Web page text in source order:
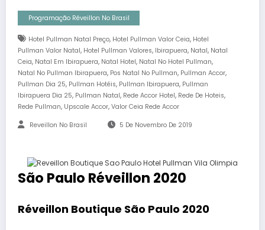
Programação Réveillon No Brasil
Hotel Pullman Natal Preço, Hotel Pullman Valor Ceia, Hotel
Pullman Valor Natal, Hotel Pullman Valores, Ibirapuera, Natal, Natal
Ceia, Natal Em Ibirapuera, Natal Hotel, Natal No Hotel Pullman,
Natal No Pullman Ibirapuera, Pos Natal No Pullman, Pullman Accor,
Pullman Dia 25, Pullman Hotéis, Pullman Ibirapuera, Pullman
Ibirapuera Dia 25, Pullman Natal, Rede Accor Hotel, Rede De Hoteis,
Rede Pullman, Upscale Accor, Valor Ceia Rede Accor
Reveillon No Brasil 5 De Novembro De 2019
São Paulo Réveillon 2020
Réveillon Boutique São Paulo 2020